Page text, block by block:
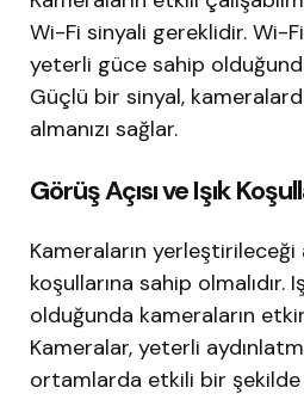
Wi-Fi sinyali gereklidir. Wi-
yeterli güce sahip
Güçlü bir sinyal,
almanızı sağlar.
Görüş Açısı ve Işık
Kameraların yerleştirileceği
koşullarına sahip olmalıdır.
olduğunda kameraların
Kameralar, yeterli
ortamlarda etkili bir şekilde